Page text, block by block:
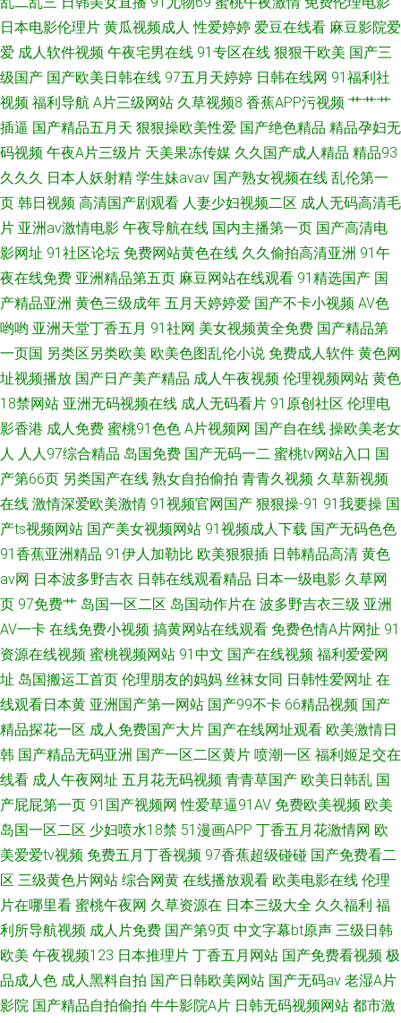
日本电影伦理片 黄瓜视频成人 性爱婷婷 爱豆在线看 麻豆影院爱
爱 成人软件视频 午夜宅男在线 91专区在线 狠狠干欧美 国产三
级国产 国产欧美日韩在线 97五月天婷婷 日韩在线网 91福利社
视频 福利导航 A片三级网站 久草视频8 香蕉APP污视频 艹艹艹
插逼 国产精品五月天 狠狠操欧美性爱 国产绝色精品 精品孕妇无
码视频 午夜A片三级片 天美果冻传媒 久久国产成人精品 精品93
久久久 日本人妖射精 学生妹avav 国产熟女视频在线 乱伦第一
页 韩日视频 高清国产剧观看 人妻少妇视频二区 成人无码高清毛
片 亚洲av激情电影 午夜导航在线 国内主播第一页 国产高清电
影网址 91社区论坛 免费网站黄色在线 久久偷拍高清亚洲 91午
夜在线免费 亚洲精品第五页 麻豆网站在线观看 91精选国产 国
产精品亚洲 黄色三级成年 五月天婷婷爱 国产不卡小视频 AV色
哟哟 亚洲天堂丁香五月 91社网 美女视频黄全免费 国产精品第
一页国 另类区另类欧美 欧美色图乱伦小说 免费成人软件 黄色网
址视频播放 国产日产美产精品 成人午夜视频 伦理视频网站 黄色
18禁网站 亚洲无码视频在线 成人无码看片 91原创社区 伦理电
影香港 成人免费 蜜桃91色色 A片视频网 国产自在线 操欧美老女
人 人人97综合精品 岛国免费 国产无码一二 蜜桃tv网站入口 国
产第66页 另类国产在线 熟女自拍偷拍 青青久视频 久草新视频
在线 激情深爱欧美激情 91视频官网国产 狠狠操-91 91我要操 国
产ts视频网站 国产美女视频网站 91视频成人下载 国产无码色色
91香蕉亚洲精品 91伊人加勒比 欧美狠狠插 日韩精品高清 黄色
av网 日本波多野吉衣 日韩在线观看精品 日本一级电影 久草网
页 97免费艹 岛国一区二区 岛国动作片在 波多野吉衣三级 亚洲
AV一卡 在线免费小视频 搞黄网站在线观看 免费色情A片网扯 91
资源在线视频 蜜桃视频网站 91中文 国产在线视频 福利爱爱网
址 岛国搬运工首页 伦理朋友的妈妈 丝袜女同 日韩性爱网址 在
线观看日本黄 亚洲国产第一网站 国产99不卡 66精品视频 国产
精品探花一区 成人免费国产大片 国产在线网址观看 欧美激情日
韩 国产精品无码亚洲 国产一区二区黄片 喷潮一区 福利姬足交在
线看 成人午夜网址 五月花无码视频 青青草国产 欧美日韩乱 国
产屁屁第一页 91国产视频网 性爱草逼91AV 免费欧美视频 欧美
岛国一区二区 少妇喷水18禁 51漫画APP 丁香五月花激情网 欧
美爱爱tv视频 免费五月丁香视频 97香蕉超级碰碰 国产免费看二
区 三级黄色片网站 综合网黄 在线播放观看 欧美电影在线 伦理
片在哪里看 蜜桃午夜网 久草资源在 日本三级大全 久久福利 福
利所导航视频 成人片免费 国产第9页 中文字幕bt原声 三级日韩
欧美 午夜视频123 日本推理片 丁香五月网站 国产免费看视频 极
品成人色 成人黑料自拍 国产日韩欧美网站 国产无码av 老湿A片
影院 国产精品自拍偷拍 牛牛影院A片 日韩无码视频网站 都市激